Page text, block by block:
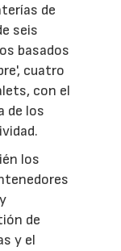
de
seis
basados
cuatro
con el
de los
los
de
y el